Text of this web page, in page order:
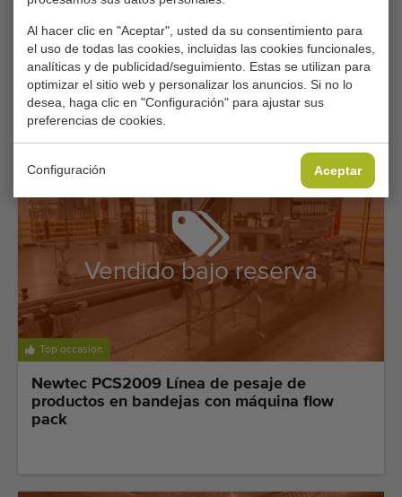
Al hacer clic en "Aceptar", usted da su consentimiento para
el uso de todas las cookies, incluidas las cookies funcionales,
analíticas y de publicidad/seguimiento. Estas se utilizan para
optimizar el sitio web y personalizar los anuncios. Si no lo
desea, haga clic en "Configuración" para ajustar sus
preferencias de cookies.
Configuración Aceptar
Top occasion
Manter VP10000 pesadora con alimentación
Aweta para tomates cherry
Top occasion
Vendido bajo reserva
Newtec PCS2009 Línea de pesaje de
productos en bandejas con máquina flow
pack